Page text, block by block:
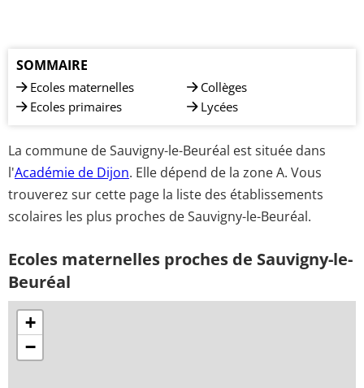
SOMMAIRE
Ecoles maternelles
Ecoles primaires
Collèges
Lycées
La commune de Sauvigny-le-Beuréal est située dans
l'Académie de Dijon. Elle dépend de la zone A. Vous
trouverez sur cette page la liste des établissements
scolaires les plus proches de Sauvigny-le-Beuréal.
Ecoles maternelles proches de Sauvigny-le-
Beuréal
+
−